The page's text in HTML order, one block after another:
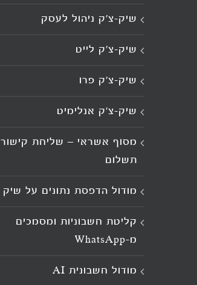
שיק-צ'ק ניהול לעסק
שיק-צ’ק לייט
שיק-צ’ק פרו
שיק-צ’ק אנלימיט
מסוף אשראי – שליחת קישור
תשלום
מודול הדפסת נתונים על שיק
קליטת חשבוניות ומסמכים
מ־WhatsApp
מודול חשבונית AI